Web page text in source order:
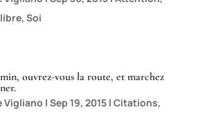
, Soi
ouvrez-vous la route, et marchez
Vigliano | Sep 19, 2015| Citations,